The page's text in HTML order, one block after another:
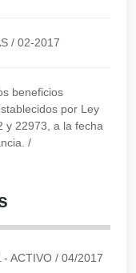
/ 02-2017
beneficios
por Ley
y 22973, a la fecha
/
- ACTIVO / 04/2017